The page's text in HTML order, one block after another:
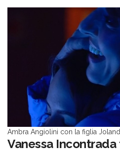
Ambra Angiolini con la figlia
Vanessa